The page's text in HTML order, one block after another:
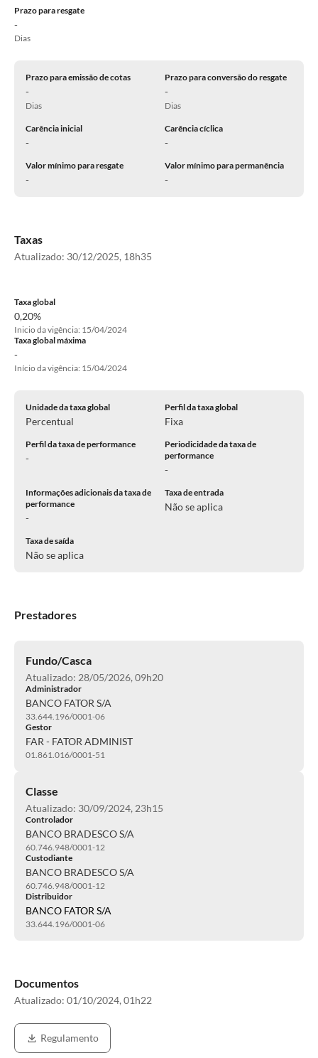
Prazo para resgate
-
Dias
Prazo para emissão de cotas
-
Dias
Prazo para conversão do resgate
-
Dias
Carência inicial
-
Carência cíclica
-
Valor mínimo para resgate
-
Valor mínimo para permanência
-
Taxas
Atualizado: 30/12/2025, 18h35
Taxa global
0,20%
Inicio da vigência: 15/04/2024
Taxa global máxima
-
Início da vigência: 15/04/2024
Unidade da taxa global
Percentual
Perfil da taxa global
Fixa
Perfil da taxa de performance
-
Periodicidade da taxa de
performance
-
Informações adicionais da taxa de
performance
-
Taxa de entrada
Não se aplica
Taxa de saída
Não se aplica
Prestadores
Fundo/Casca
Atualizado: 28/05/2026, 09h20
Administrador
BANCO FATOR S/A
33.644.196/0001-06
Gestor
FAR - FATOR ADMINIST
01.861.016/0001-51
Classe
Atualizado: 30/09/2024, 23h15
Controlador
BANCO BRADESCO S/A
60.746.948/0001-12
Custodiante
BANCO BRADESCO S/A
60.746.948/0001-12
Distribuidor
BANCO FATOR S/A
33.644.196/0001-06
Documentos
Atualizado: 01/10/2024, 01h22
Regulamento